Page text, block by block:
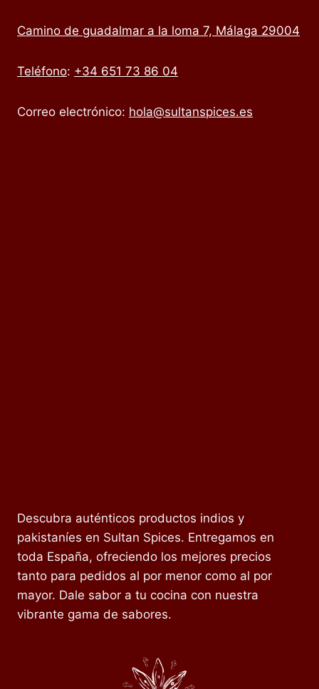
Camino de guadalmar a la loma 7, Málaga 29004
Teléfono: +34 651 73 86 04
Correo electrónico: hola@sultanspices.es
Descubra auténticos productos indios y
pakistaníes en Sultan Spices. Entregamos en
toda España, ofreciendo los mejores precios
tanto para pedidos al por menor como al por
mayor. Dale sabor a tu cocina con nuestra
vibrante gama de sabores.